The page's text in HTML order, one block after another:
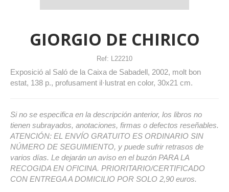
GIORGIO DE CHIRICO
Ref: L22210
Exposició al Saló de la Caixa de Sabadell, 2002, molt bon
estat, 138 p., profusament il·lustrat en color, 30x21 cm.
Si no se especifica en la descripción anterior, los libros no
tienen subrayados, anotaciones, firmas o defectos reseñables.
ATENCIÓN: EL ENVÍO GRATUITO ES ORDINARIO SIN
NÚMERO DE SEGUIMIENTO, y puede sufrir retrasos de
varios días. Le dejarán un aviso en el buzón PARA LA
RECOGIDA EN OFICINA. PRIORITARIO/CERTIFICADO
CON ENTREGA A DOMICILIO POR SOLO 2,90 euros.